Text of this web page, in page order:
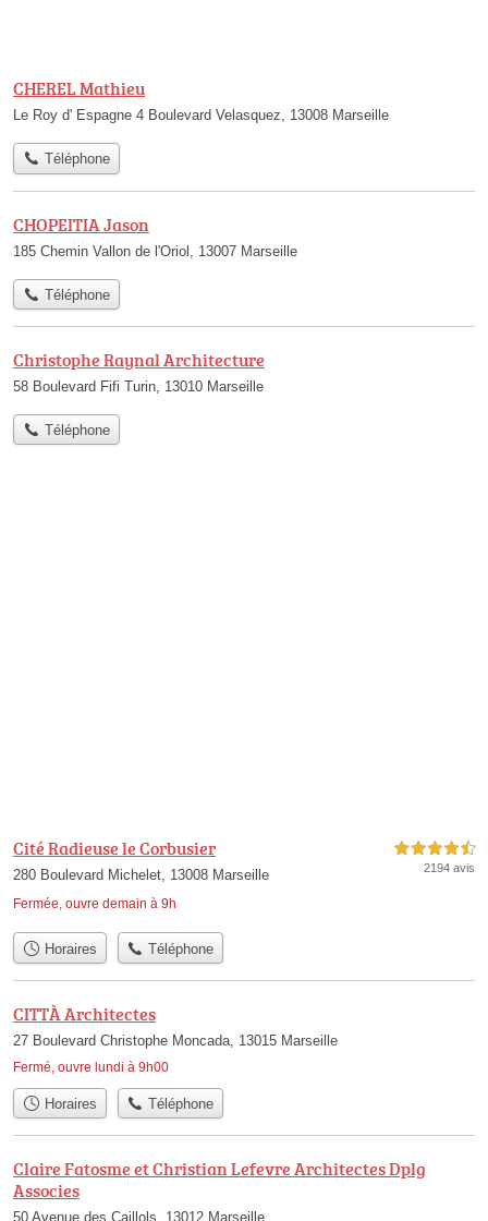
CHEREL Mathieu
Le Roy d' Espagne 4 Boulevard Velasquez, 13008 Marseille
Téléphone
CHOPEITIA Jason
185 Chemin Vallon de l'Oriol, 13007 Marseille
Téléphone
Christophe Raynal Architecture
58 Boulevard Fifi Turin, 13010 Marseille
Téléphone
Cité Radieuse le Corbusier
280 Boulevard Michelet, 13008 Marseille
Fermée, ouvre demain à 9h
4,5 étoiles sur 5
2194 avis
Horaires Téléphone
CITTÀ Architectes
27 Boulevard Christophe Moncada, 13015 Marseille
Fermé, ouvre lundi à 9h00
Horaires Téléphone
Claire Fatosme et Christian Lefevre Architectes Dplg
Associes
50 Avenue des Caillols, 13012 Marseille